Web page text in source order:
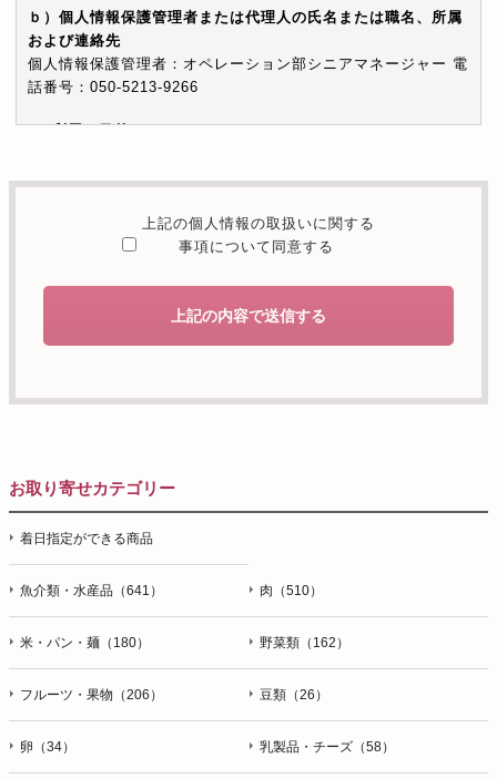
ｂ）個人情報保護管理者または代理人の氏名または職名、所属
および連絡先
個人情報保護管理者：オペレーション部シニアマネージャー 電
話番号：050-5213-9266
c）利用の目的
合わせを適切に受け付け、当社が提供するサービスに関する情
d）個人情報を第三者に提供することが予定される場合の事項
た個人情報を第三者に提供することはありません。
ことがあります。
利用目的の通知・開示・内容の訂正・追加または削除・利用の
停止・消去および第三者への提供の停止（「開示等」といいま
す。）に応じます。開示等のお問合せは下記の連絡先までお願
い致します。
個人情報の提供は任意と致しますが、当社が依頼する情報の提
応等に支障をきたす可能性がございますのでご了承下さい。
h）弊社は、弊社のウェブサイトへのアクセス状況について、
上記の個人情報の取扱いに関する
事項について同意する
上記の内容で送信する
お取り寄せカテゴリー
着日指定ができる商品
魚介類・水産品（641） 肉（510）
米・パン・麺（180） 野菜類（162）
フルーツ・果物（206） 豆類（26）
卵（34） 乳製品・チーズ（58）